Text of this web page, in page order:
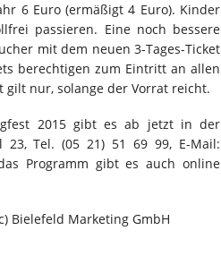
6 Euro (ermäßigt 4 Euro). Kinder
passieren. Eine noch bessere
mit dem neuen 3-Tages-Ticket
berechtigen zum Eintritt an allen
gilt nur, solange der Vorrat reicht.
2015 gibt es ab jetzt in der
23, Tel. (05 21) 51 69 99, E-Mail:
Programm gibt es auch online
Bielefeld Marketing GmbH